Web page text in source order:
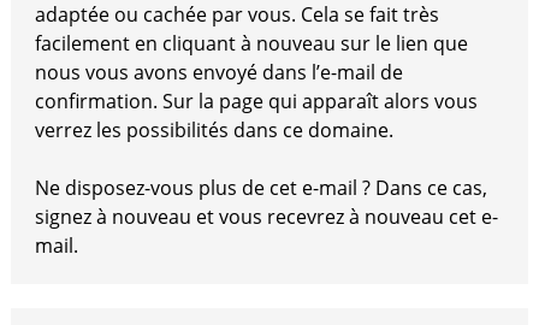
adaptée ou cachée par vous. Cela se fait très
facilement en cliquant à nouveau sur le lien que
nous vous avons envoyé dans l’e-mail de
confirmation. Sur la page qui apparaît alors vous
verrez les possibilités dans ce domaine.
Ne disposez-vous plus de cet e-mail ? Dans ce cas,
signez à nouveau et vous recevrez à nouveau cet e-
mail.